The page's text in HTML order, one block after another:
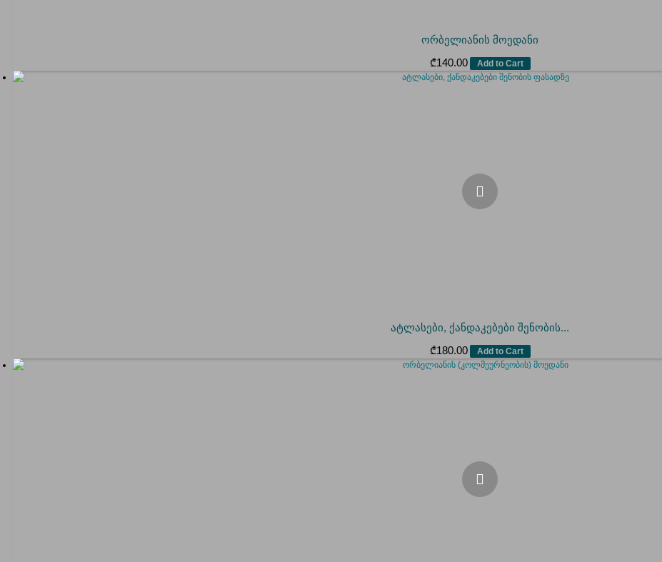
ორბელიანის მოედანი
₾140.00 Add to Cart
ატლასები, ქანდაკებები შენობის...
₾180.00 Add to Cart